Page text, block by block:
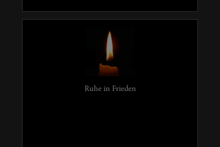
Ruhe in Frieden